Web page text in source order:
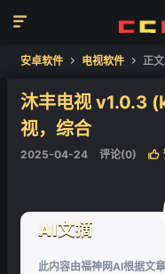

安卓软件  电视软件  正文
沐丰电视 v1.0.3
视，综合
2025-04-24 评论(0) 
AI文摘
此内容由福神网AI根据文